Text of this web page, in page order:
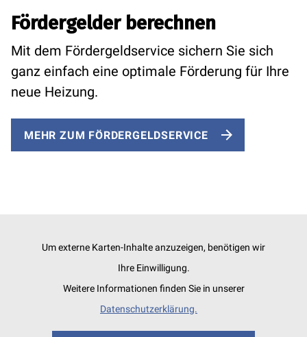
Fördergelder berechnen
Mit dem Fördergeldservice sichern Sie sich
ganz einfach eine optimale Förderung für Ihre
neue Heizung.
MEHR ZUM FÖRDERGELDSERVICE
Um externe Karten-Inhalte anzuzeigen, benötigen wir
Ihre Einwilligung.
Weitere Informationen finden Sie in unserer
Datenschutzerklärung.